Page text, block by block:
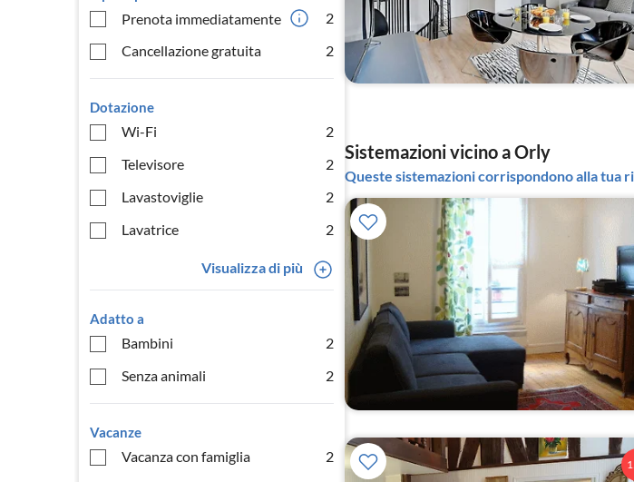
Prenota immediatamente
2
Cancellazione gratuita
2
Dotazione
Wi-Fi
2
Televisore
2
Lavastoviglie
2
Lavatrice
2
Visualizza di più
Adatto a
Bambini
2
Senza animali
2
Vacanze
Vacanza con famiglia 2
Sistemazioni vicino a Orly
Queste sistemazioni corrispondono alla tua